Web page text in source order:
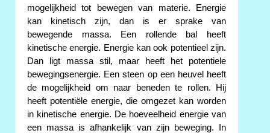
mogelijkheid tot bewegen van materie. Energie
kan kinetisch zijn, dan is er sprake van
bewegende massa. Een rollende bal heeft
kinetische energie. Energie kan ook potentieel zijn.
Dan ligt massa stil, maar heeft het potentiele
bewegingsenergie. Een steen op een heuvel heeft
de mogelijkheid om naar beneden te rollen. Hij
heeft potentiële energie, die omgezet kan worden
in kinetische energie. De hoeveelheid energie van
een massa is afhankelijk van zijn beweging. In